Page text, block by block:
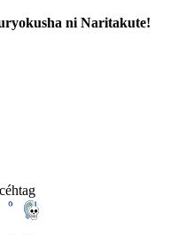
ni Naritakute!